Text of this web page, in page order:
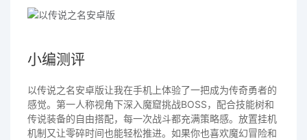
小编测评
以传说之名安卓版让我在手机上体验了一把成为传奇勇者的
感觉。第一人称视角下深入魔窟挑战BOSS，配合技能树和
传说装备的自由搭配，每一次战斗都充满策略感。放置挂机
机制又让零碎时间也能轻松推进。如果你也喜欢魔幻冒险和